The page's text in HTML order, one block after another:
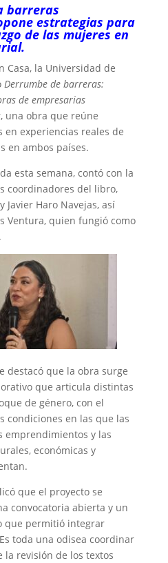
barreras
estrategias para
de las mujeres en
Casa, la Universidad de
Derrumbe de barreras:
de empresarias
, una obra que reúne
en experiencias reales de
en ambos países.
esta semana, contó con la
coordinadores del libro,
Javier Haro Navejas, así
Ventura, quien fungió como
destacó que la obra surge
que articula distintas
de género, con el
condiciones en las que las
emprendimientos y las
económicas y
que el proyecto se
convocatoria abierta y un
que permitió integrar
toda una odisea coordinar
la revisión de los textos